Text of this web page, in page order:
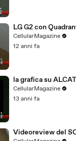
LG G2 con
CellularMagazine
12 anni fa
la grafica su
CellularMagazine
13 anni fa
Videoreview del